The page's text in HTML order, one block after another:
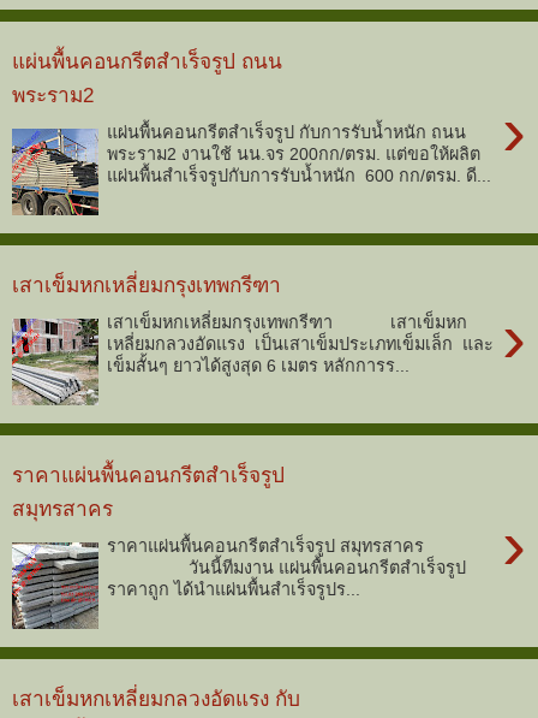
แผ่นพื้นคอนกรีตสำเร็จรูป ถนน
พระราม2
›
แผ่นพื้นคอนกรีตสำเร็จรูป กับการรับน้ำหนัก ถนน
พระราม2 งานใช้ นน.จร 200กก/ตรม. แต่ขอให้ผลิต
แผ่นพื้นสำเร็จรูปกับการรับน้ำหนัก 600 กก/ตรม. ดี...
เสาเข็มหกเหลี่ยมกรุงเทพกรีฑา
›
เสาเข็มหกเหลี่ยมกรุงเทพกรีฑา เสาเข็มหก
เหลี่ยมกลวงอัดแรง เป็นเสาเข็มประเภทเข็มเล็ก และ
เข็มสั้นๆ ยาวได้สูงสุด 6 เมตร หลักการร...
ราคาแผ่นพื้นคอนกรีตสำเร็จรูป
สมุทรสาคร
›
ราคาแผ่นพื้นคอนกรีตสำเร็จรูป สมุทรสาคร
วันนี้ทีมงาน แผ่นพื้นคอนกรีตสำเร็จรูป
ราคาถูก ได้นำแผ่นพื้นสำเร็จรูปร...
เสาเข็มหกเหลี่ยมกลวงอัดแรง กับ